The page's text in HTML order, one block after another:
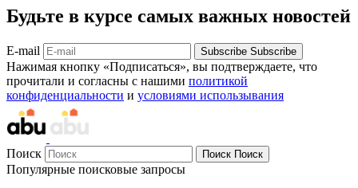
Будьте в курсе самых важных новостей
E-mail Subscribe Subscribe
Нажимая кнопку «Подписаться», вы подтверждаете, что
прочитали и согласны с нашими политикой
конфиденциальности и условиями использывания
Поиск Поиск Поиск
Популярные поисковые запросы